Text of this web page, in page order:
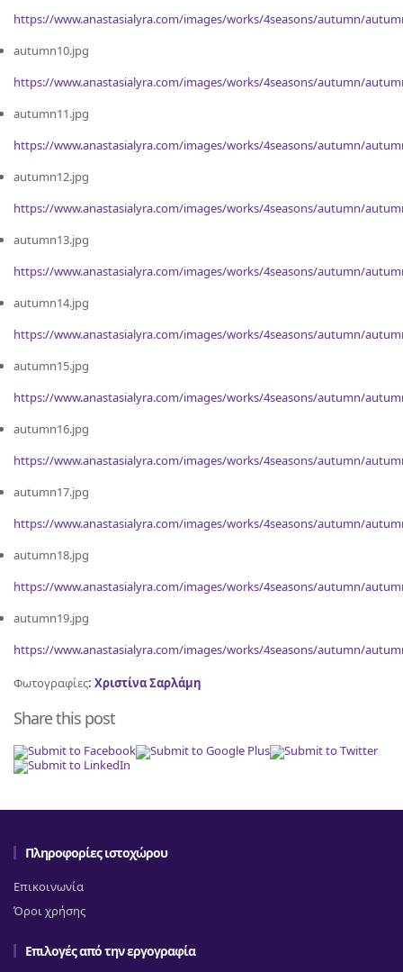
https://www.anastasialyra.com/images/works/4seasons/autumn/
autumn10.jpg
https://www.anastasialyra.com/images/works/4seasons/autumn/
autumn11.jpg
https://www.anastasialyra.com/images/works/4seasons/autumn/
autumn12.jpg
https://www.anastasialyra.com/images/works/4seasons/autumn/
autumn13.jpg
https://www.anastasialyra.com/images/works/4seasons/autumn/
autumn14.jpg
https://www.anastasialyra.com/images/works/4seasons/autumn/
autumn15.jpg
https://www.anastasialyra.com/images/works/4seasons/autumn/
autumn16.jpg
https://www.anastasialyra.com/images/works/4seasons/autumn/
autumn17.jpg
https://www.anastasialyra.com/images/works/4seasons/autumn/
autumn18.jpg
https://www.anastasialyra.com/images/works/4seasons/autumn/
autumn19.jpg
https://www.anastasialyra.com/images/works/4seasons/autumn/
Φωτογραφίες: Χριστίνα Σαρλάμη
Share this post
Πληροφορίες ιστοχώρου
Επικοινωνία
Όροι χρήσης
Επιλογές από την εργογραφία